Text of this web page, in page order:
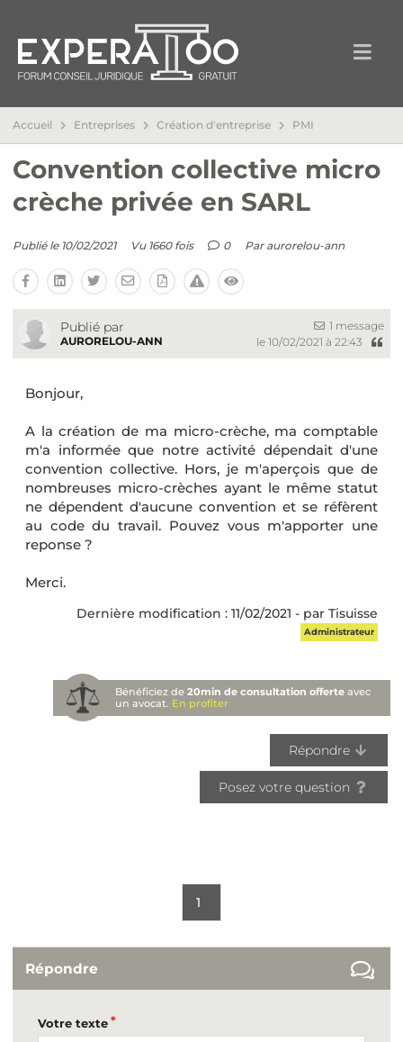
Accueil Entreprises Création d'entreprise PMI
Convention collective micro
crèche privée en SARL
Publié le 10/02/2021 Vu 1660 fois 0 Par aurorelou-ann
Publié par
AURORELOU-ANN
1 message
le 10/02/2021 à 22:43
Bonjour,
A la création de ma micro-crèche, ma comptable
m'a informée que notre activité dépendait d'une
convention collective. Hors, je m'aperçois que de
nombreuses micro-crèches ayant le même statut
ne dépendent d'aucune convention et se réfèrent
au code du travail. Pouvez vous m'apporter une
reponse ?
Merci.
Dernière modification : 11/02/2021 - par Tisuisse
Administrateur
Bénéficiez de20min de consultation offerte avec
un avocat. En profiter
Répondre
Posez votre question
1
Répondre
Votre texte